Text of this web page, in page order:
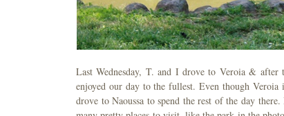
Last Wednesday, T. and I drove to Veroia &
enjoyed our day to the fullest. Even though
drove to Naoussa to spend the rest of the day